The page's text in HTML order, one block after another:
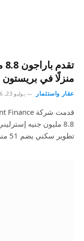
منزلًا في بريستون
عقار واستثمار يوليو 23, 2026
تطوير سكني يضم 51 منزلًا…